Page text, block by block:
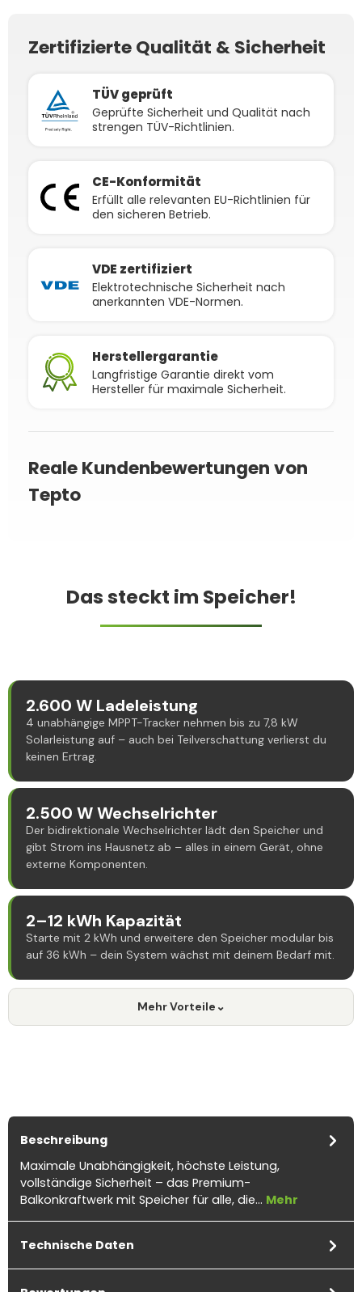
Zertifizierte Qualität & Sicherheit
TÜV geprüft
Geprüfte Sicherheit und Qualität nach
strengen TÜV-Richtlinien.
CE-Konformität
Erfüllt alle relevanten EU-Richtlinien für
den sicheren Betrieb.
VDE zertifiziert
Elektrotechnische Sicherheit nach
anerkannten VDE-Normen.
Herstellergarantie
Langfristige Garantie direkt vom
Hersteller für maximale Sicherheit.
Reale Kundenbewertungen von
Tepto
Das steckt im Speicher!
2.600 W Ladeleistung
4 unabhängige MPPT-Tracker nehmen bis zu 7,8 kW
Solarleistung auf – auch bei Teilverschattung verlierst du
keinen Ertrag.
2.500 W Wechselrichter
Der bidirektionale Wechselrichter lädt den Speicher und
gibt Strom ins Hausnetz ab – alles in einem Gerät, ohne
externe Komponenten.
2–12 kWh Kapazität
Starte mit 2 kWh und erweitere den Speicher modular bis
auf 36 kWh – dein System wächst mit deinem Bedarf mit.
Mehr Vorteile ⌄
Beschreibung
Maximale Unabhängigkeit, höchste Leistung,
vollständige Sicherheit – das Premium-
Balkonkraftwerk mit Speicher für alle, die… Mehr
Technische Daten